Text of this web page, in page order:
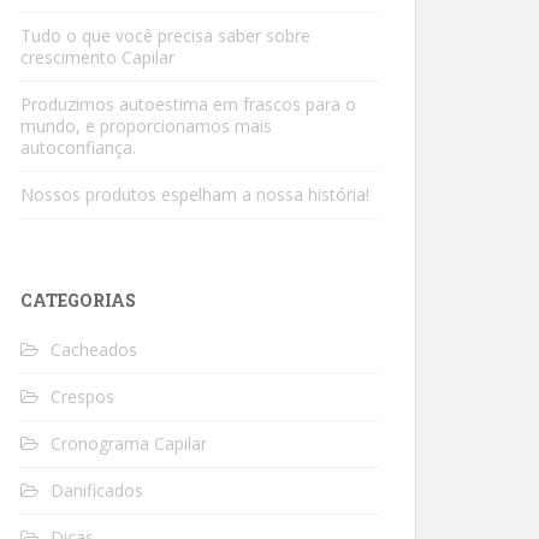
Tudo o que você precisa saber sobre
crescimento Capilar
Produzimos autoestima em frascos para o
mundo, e proporcionamos mais
autoconfiança.
Nossos produtos espelham a nossa história!
CATEGORIAS
Cacheados
Crespos
Cronograma Capilar
Danificados